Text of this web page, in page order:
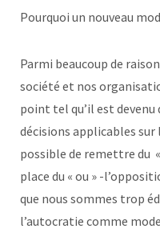
Pourquoi un nouveau
Parmi beaucoup de
société et nos
point tel qu’il est devenu
décisions applicables sur
possible de remettre du
place du « ou » -
que nous sommes trop
l’autocratie comme